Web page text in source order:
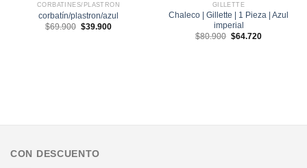
CORBATINES/PLASTRON
corbatín/plastron/azul
$69.900 El
precio
$39.900El
GILLETTE
Chaleco | Gillette | 1 Pieza | Azul
imperial
$80.900 El
$64.720El
CON DESCUENTO